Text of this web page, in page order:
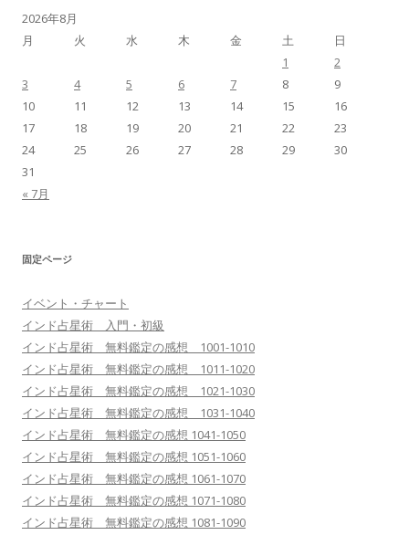
2026年8月
月
火 水 木 金 土 日
« 7月
1
2
3
4 5 6 7 8
9
10
11 12 13 14 15
16
17
18 19 20 21 22
23
24
25 26 27 28 29
30
31
固定ページ
イベント・チャート
インド占星術 入門・初級
インド占星術 無料鑑定の感想 1001-1010
インド占星術 無料鑑定の感想 1011-1020
インド占星術 無料鑑定の感想 1021-1030
インド占星術 無料鑑定の感想 1031-1040
インド占星術 無料鑑定の感想 1041-1050
インド占星術 無料鑑定の感想 1051-1060
インド占星術 無料鑑定の感想 1061-1070
インド占星術 無料鑑定の感想 1071-1080
インド占星術 無料鑑定の感想 1081-1090